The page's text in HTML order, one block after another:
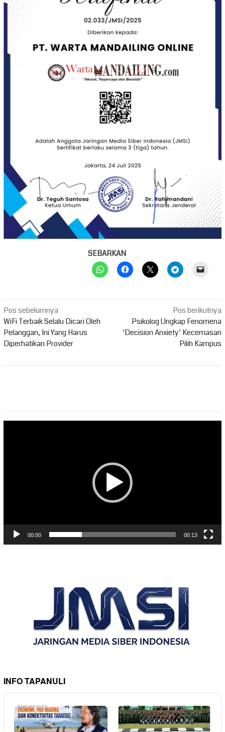
SEBARKAN
Navigasi
pos
Pos sebelumnya
WiFi Terbaik Selalu Dicari Oleh
Pelanggan, Ini Yang Harus
Diperhatikan Provider
Pos berikutnya
Psikolog Ungkap Fenomena
‘Decision Anxiety’ Kecemasan
Pilih Kampus
00:00 00:13
INFO TAPANULI